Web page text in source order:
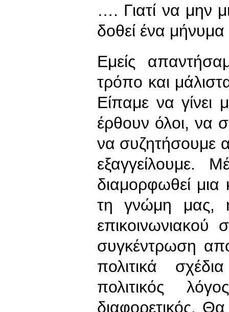
…. Γιατί να μην
δοθεί ένα
Εμείς
τρόπο και
Είπαμε να γίνει
έρθουν όλοι, να
να συζητήσουμε
διαμορφωθεί μια
τη γνώμη μας,
επικοινωνιακού
συγκέντρωση
πολιτικά
πολιτικός
διαφορετικός.